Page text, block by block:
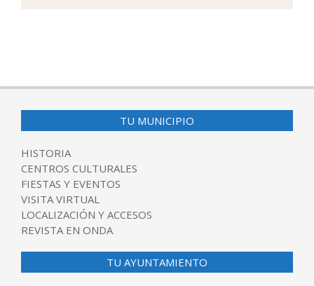
TU MUNICIPIO
HISTORIA
CENTROS CULTURALES
FIESTAS Y EVENTOS
VISITA VIRTUAL
LOCALIZACIÓN Y ACCESOS
REVISTA EN ONDA
TU AYUNTAMIENTO